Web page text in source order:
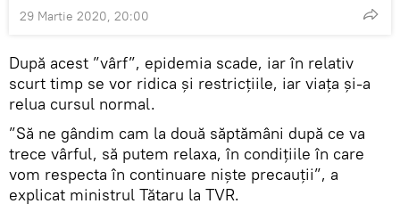
29 Martie 2020, 20:00
După acest ”vârf”, epidemia scade, iar în relativ
scurt timp se vor ridica și restricțiile, iar viața și-a
relua cursul normal.
”Să ne gândim cam la două săptămâni după ce va
trece vârful, să putem relaxa, în condiţiile în care
vom respecta în continuare nişte precauţii”, a
explicat ministrul Tătaru la TVR.